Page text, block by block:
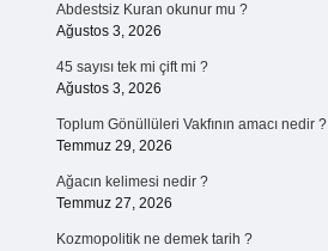
Abdestsiz Kuran okunur mu ?
Ağustos 3, 2026
45 sayısı tek mi çift mi ?
Ağustos 3, 2026
Toplum Gönüllüleri Vakfının amacı nedir ?
Temmuz 29, 2026
Ağacın kelimesi nedir ?
Temmuz 27, 2026
Kozmopolitik ne demek tarih ?